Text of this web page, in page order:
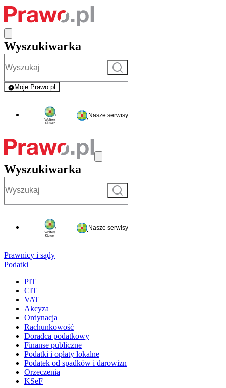
Wyszukiwarka
Szukaj
Moje Prawo.pl
- rejestracja i logowanie do serwisu
Nasze serwisy
Wyszukiwarka
Szukaj
Nasze serwisy
Prawnicy i sądy
Podatki
PIT
CIT
VAT
Akcyza
Ordynacja
Rachunkowość
Doradca podatkowy
Finanse publiczne
Podatki i opłaty lokalne
Podatek od spadków i darowizn
Orzeczenia
KSeF